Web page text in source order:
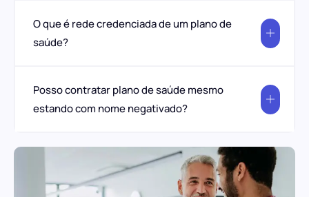
O que é rede credenciada de um plano de
saúde?
Posso contratar plano de saúde mesmo
estando com nome negativado?